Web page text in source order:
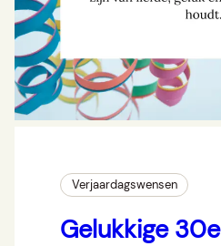
Verjaardagswensen
Gelukkige 30e